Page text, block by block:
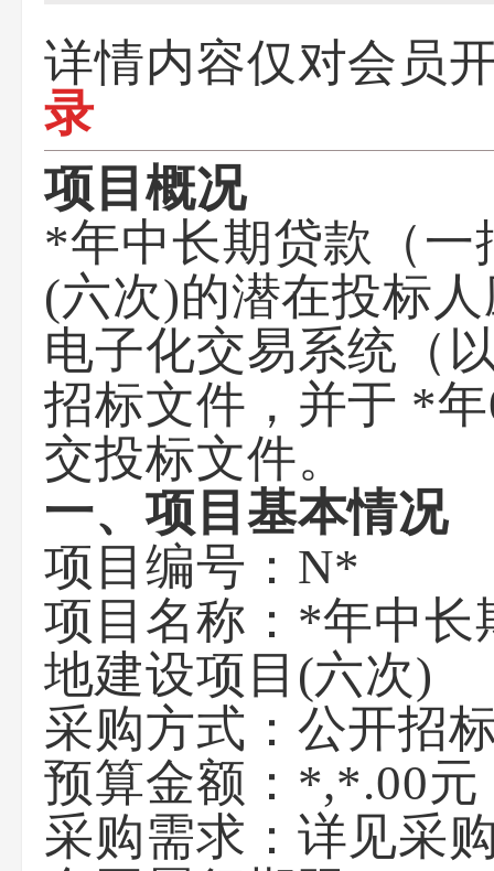
详情内容仅对会员
录
项目概况
*年中长期贷款（一
(六次)的潜在投标
电子化交易系统（
招标文件，并于 *
交投标文件。
一、项目基本情况
项目编号：N*
项目名称：*年中长
地建设项目(六次)
采购方式：公开招
预算金额：*,*.00元
采购需求：详见采